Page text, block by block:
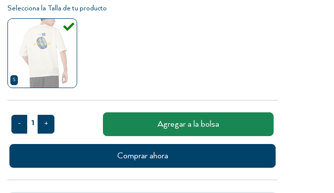
Selecciona la Talla de tu producto
S
- 1 + Agregar a la bolsa
Comprar ahora